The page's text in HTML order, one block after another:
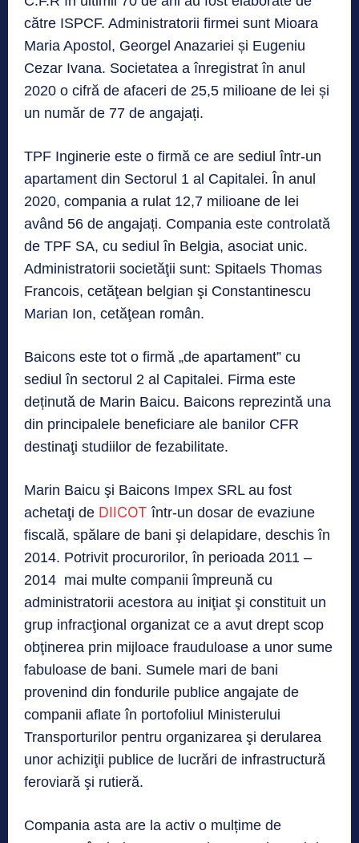
către ISPCF. Administratorii firmei sunt Mioara
Maria Apostol, Georgel Anazariei și Eugeniu
Cezar Ivana. Societatea a înregistrat în anul
2020 o cifră de afaceri de 25,5 milioane de lei și
un număr de 77 de angajați.
TPF Inginerie este o firmă ce are sediul într-un
apartament din Sectorul 1 al Capitalei. În anul
2020, compania a rulat 12,7 milioane de lei
având 56 de angajați. Compania este controlată
de TPF SA, cu sediul în Belgia, asociat unic.
Administratorii societăţii sunt: Spitaels Thomas
Francois, cetăţean belgian şi Constantinescu
Marian Ion, cetăţean român.
Baicons este tot o firmă „de apartament” cu
sediul în sectorul 2 al Capitalei. Firma este
deținută de Marin Baicu. Baicons reprezintă una
din principalele beneficiare ale banilor CFR
destinaţi studiilor de fezabilitate.
Marin Baicu şi Baicons Impex SRL au fost
achetaţi de DIICOTîntr-un dosar de evaziune
fiscală, spălare de bani şi delapidare, deschis în
2014. Potrivit procurorilor, în perioada 2011 –
2014 mai multe companii împreună cu
administratorii acestora au iniţiat şi constituit un
grup infracţional organizat ce a avut drept scop
obţinerea prin mijloace frauduloase a unor sume
fabuloase de bani. Sumele mari de bani
provenind din fondurile publice angajate de
companii aflate în portofoliul Ministerului
Transporturilor pentru organizarea şi derularea
unor achiziţii publice de lucrări de infrastructură
feroviară şi rutieră.
Compania asta are la activ o mulțime de